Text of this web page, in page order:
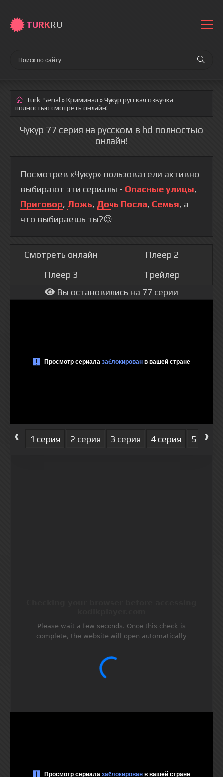
TURKRU
Turk-Serial »Криминал » Чукур русская озвучка
полностью смотреть онлайн!
Чукур 77 серия на русском в hd полностью
онлайн!
Посмотрев «Чукур» пользователи активно
выбирают эти сериалы - Опасные улицы,
Приговор, Ложь, Дочь Посла, Семья, а
что выбираешь ты?😉
Смотреть онлайн
Плеер 2
Плеер 3
Трейлер
Вы остановились на 77 серии
‹ 1 серия 2 серия 3 серия 4 серия 5 серия
›